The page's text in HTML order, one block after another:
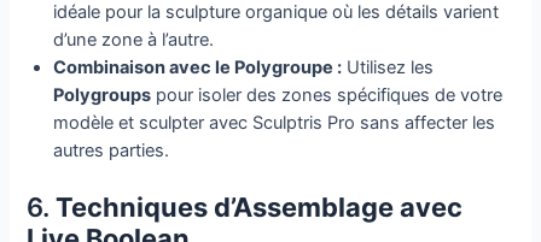
idéale pour la sculpture organique où les détails varient
d’une zone à l’autre.
Combinaison avec le Polygroupe : Utilisez les
Polygroups pour isoler des zones spécifiques de votre
modèle et sculpter avec Sculptris Pro sans affecter les
autres parties.
6.Techniques d’Assemblage avec